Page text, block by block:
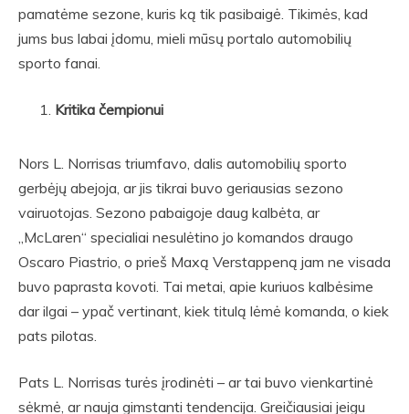
pamatėme sezone, kuris ką tik pasibaigė. Tikimės, kad
jums bus labai įdomu, mieli mūsų portalo automobilių
sporto fanai.
Kritika čempionui
Nors L. Norrisas triumfavo, dalis automobilių sporto
gerbėjų abejoja, ar jis tikrai buvo geriausias sezono
vairuotojas. Sezono pabaigoje daug kalbėta, ar
„McLaren“ specialiai nesulėtino jo komandos draugo
Oscaro Piastrio, o prieš Maxą Verstappeną jam ne visada
buvo paprasta kovoti. Tai metai, apie kuriuos kalbėsime
dar ilgai – ypač vertinant, kiek titulą lėmė komanda, o kiek
pats pilotas.
Pats L. Norrisas turės įrodinėti – ar tai buvo vienkartinė
sėkmė, ar nauja gimstanti tendencija. Greičiausiai jeigu